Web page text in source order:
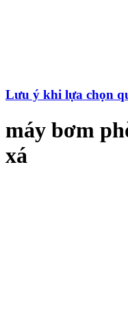
Lưu ý khi lựa chọn
máy bơm
xá